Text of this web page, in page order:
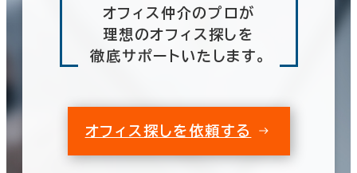
オフィス仲介のプロが
理想のオフィス探しを
徹底サポートいたします。
オフィス探しを依頼する